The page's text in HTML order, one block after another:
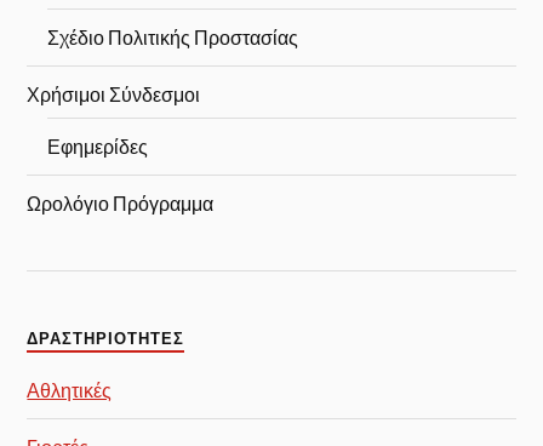
Σχέδιο Πολιτικής Προστασίας
Χρήσιμοι Σύνδεσμοι
Εφημερίδες
Ωρολόγιο Πρόγραμμα
ΔΡΑΣΤΗΡΙΌΤΗΤΕΣ
Αθλητικές